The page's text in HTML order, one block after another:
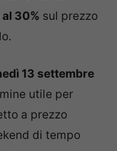
30% sul prezzo
13 settembre
utile per
a prezzo
di tempo